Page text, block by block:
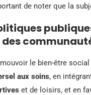
de noter que la
le bien-être
aux soins, en
et de loisirs, et en